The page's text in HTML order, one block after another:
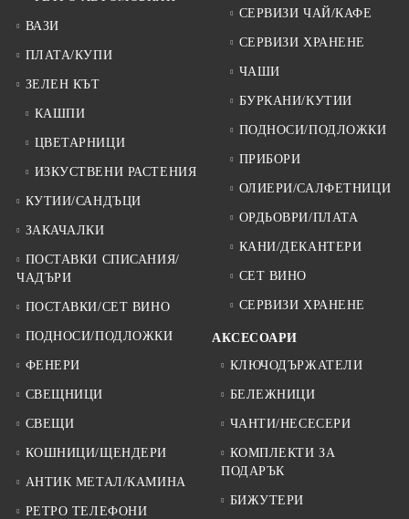
ВАЗИ
ПЛАТА/КУПИ
ЗЕЛЕН КЪТ
КАШПИ
ЦВЕТАРНИЦИ
ИЗКУСТВЕНИ РАСТЕНИЯ
КУТИИ/САНДЪЦИ
ЗАКАЧАЛКИ
ПОСТАВКИ СПИСАНИЯ/
ЧАДЪРИ
ПОСТАВКИ/СЕТ ВИНО
ПОДНОСИ/ПОДЛОЖКИ
ФЕНЕРИ
СВЕЩНИЦИ
СВЕЩИ
КОШНИЦИ/ЩЕНДЕРИ
АНТИК МЕТАЛ/КАМИНА
РЕТРО ТЕЛЕФОНИ
СЕРВИЗИ ЧАЙ/КАФЕ
СЕРВИЗИ ХРАНЕНЕ
ЧАШИ
БУРКАНИ/КУТИИ
ПОДНОСИ/ПОДЛОЖКИ
ПРИБОРИ
ОЛИЕРИ/САЛФЕТНИЦИ
ОРДЬОВРИ/ПЛАТА
КАНИ/ДЕКАНТЕРИ
СЕТ ВИНО
СЕРВИЗИ ХРАНЕНЕ
АКСЕСОАРИ
КЛЮЧОДЪРЖАТЕЛИ
БЕЛЕЖНИЦИ
ЧАНТИ/НЕСЕСЕРИ
КОМПЛЕКТИ ЗА
ПОДАРЪК
БИЖУТЕРИ